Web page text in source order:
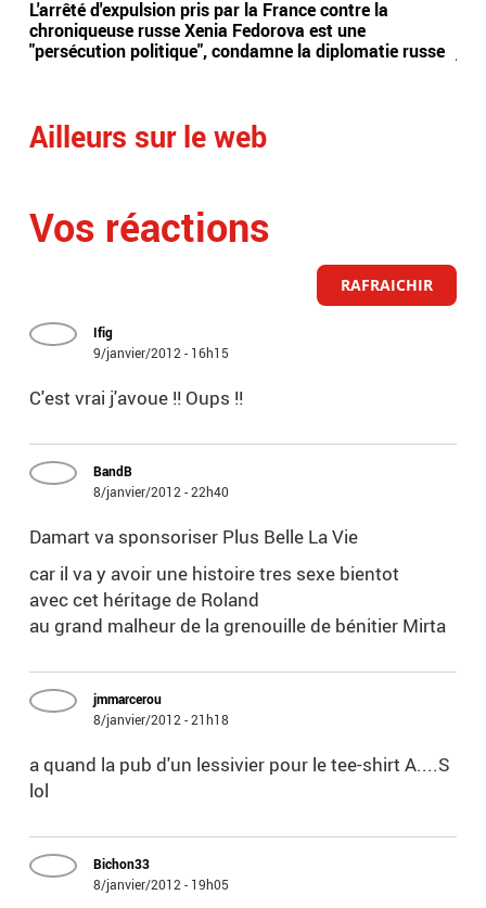
L'arrêté d'expulsion pris par la France contre la
chroniqueuse russe Xenia Fedorova est une
"persécution politique", condamne la diplomatie russe
Ailleurs sur le web
Vos réactions
RAFRAICHIR
Ifig
9/janvier/2012 - 16h15
C'est vrai j'avoue !! Oups !!
BandB
8/janvier/2012 - 22h40
Damart va sponsoriser Plus Belle La Vie
car il va y avoir une histoire tres sexe bientot
avec cet héritage de Roland
au grand malheur de la grenouille de bénitier Mirta
jmmarcerou
8/janvier/2012 - 21h18
a quand la pub d'un lessivier pour le tee-shirt A....S
lol
Bichon33
8/janvier/2012 - 19h05